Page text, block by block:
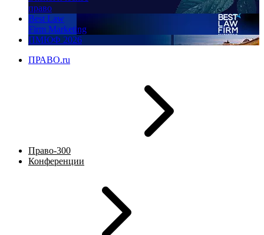
право
Best Law
Firm Marketing
ПМЮФ 2026
ПРАВО.ru
Право-300
Конференции